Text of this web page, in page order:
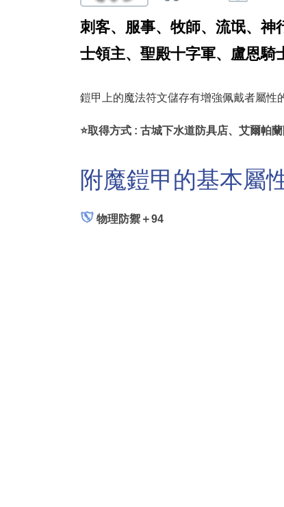
刺客、服事、牧師、流氓、神
士領主、聖殿十字軍、盧恩騎
鎧甲上的魔法符文儲存有增強佩戴者屬性
⭐取得方式 : 古城下水道防具店、艾爾帕
附魔鎧甲的基本屬
物理防禦＋94